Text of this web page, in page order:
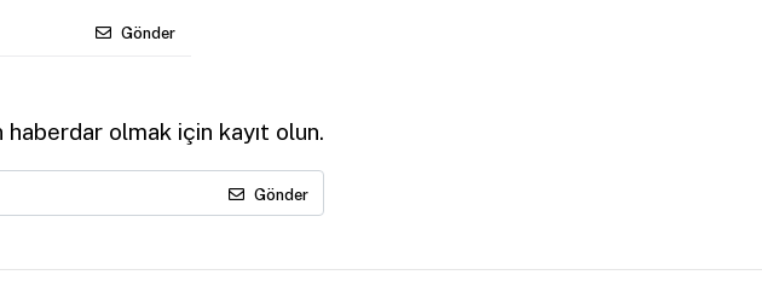
Gönder
olmak için kayıt olun.
Gönder